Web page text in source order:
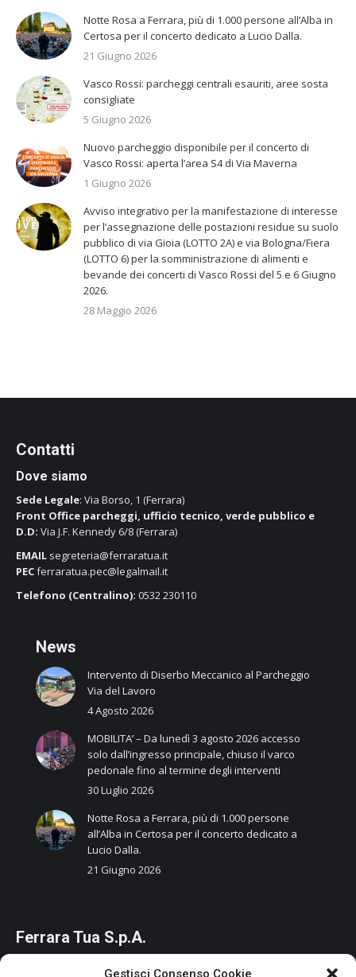
Gestisci Consenso Cookie
Notte Rosa a Ferrara, più di 1.000 persone all’Alba in
Certosa per il concerto dedicato a Lucio Dalla.
21 Giugno 2026
Vasco Rossi: parcheggi centrali esauriti, aree sosta
consigliate
5 Giugno 2026
Nuovo parcheggio disponibile per il concerto di
Vasco Rossi: aperta l’area S4 di Via Maverna
1 Giugno 2026
Avviso integrativo per la manifestazione di interesse
per l’assegnazione delle postazioni residue su suolo
pubblico di via Gioia (LOTTO 2A) e via Bologna/Fiera
(LOTTO 6) per la somministrazione di alimenti e
bevande dei concerti di Vasco Rossi del 5 e 6 Giugno
2026.
28 Maggio 2026
Contatti
Dove siamo
Sede Legale: Via Borso, 1 (Ferrara)
Front Office parcheggi, ufficio tecnico, verde pubblico e
D.D: Via J.F. Kennedy 6/8 (Ferrara)
EMAIL segreteria@ferraratua.it
PECferraratua.pec@legalmail.it
Telefono (Centralino): 0532 230110
News
Intervento di Diserbo Meccanico al Parcheggio
Via del Lavoro
4 Agosto 2026
MOBILITA’ – Da lunedì 3 agosto 2026 accesso
solo dall’ingresso principale, chiuso il varco
pedonale fino al termine degli interventi
30 Luglio 2026
Notte Rosa a Ferrara, più di 1.000 persone
all’Alba in Certosa per il concerto dedicato a
Lucio Dalla.
21 Giugno 2026
Ferrara Tua S.p.A.